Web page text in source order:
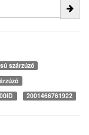
szárzúzó
2001466761922